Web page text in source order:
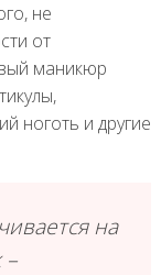
не
от
маникюр
ноготь и другие
на
–